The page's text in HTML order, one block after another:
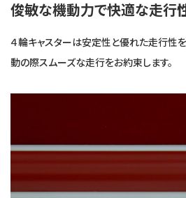
俊敏な機動力で快適な走行
４輪キャスターは安定性と優れた走行性
動の際スムーズな走行をお約束します。